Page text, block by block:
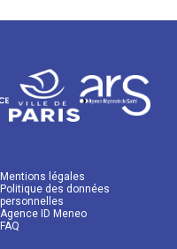
Mentions légales
Politique des données
personnelles
Agence ID Meneo
FAQ